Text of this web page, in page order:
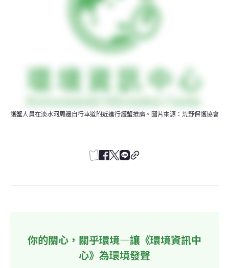
護蟹人員在淡水河周邊自行車道附近進行護蟹推廣。圖片來源：荒野保護協會
你的關心，關乎環境—讓《環境資訊中
心》為環境發聲